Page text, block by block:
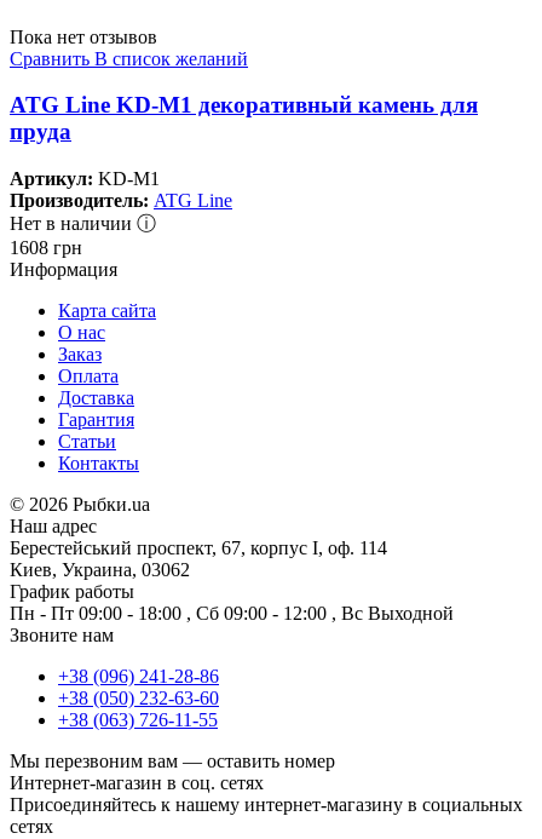
Пока нет отзывов
Сравнить В список желаний
ATG Line KD-M1 декоративный камень для
пруда
Артикул: KD-M1
Производитель: ATG Line
Нет в наличии ⓘ
1608 грн
Информация
Карта сайта
О нас
Заказ
Оплата
Доставка
Гарантия
Статьи
Контакты
© 2026 Рыбки.ua
Наш адрес
Берестейський проспект, 67, корпус I, оф. 114
Киев, Украина, 03062
График работы
Пн - Пт 09:00 - 18:00 , Сб 09:00 - 12:00 , Вс Выходной
Звоните нам
+38 (096) 241-28-86
+38 (050) 232-63-60
+38 (063) 726-11-55
Мы перезвоним вам — оставить номер
Интернет-магазин в соц. сетях
Присоединяйтесь к нашему интернет-магазину в социальных
сетях